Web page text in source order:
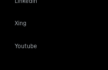
Xing
Youtube